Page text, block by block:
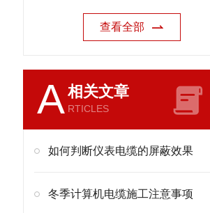
查看全部
A相关文章
RTICLES
如何判断仪表电缆的屏蔽效果
冬季计算机电缆施工注意事项